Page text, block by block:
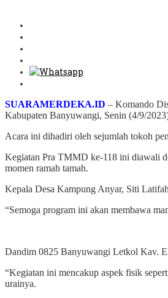
SUARAMERDEKA.ID – Komando
Kabupaten Banyuwangi, Senin (4/9/
Acara ini dihadiri oleh sejumlah tokoh
Kegiatan Pra TMMD ke-118 ini diawali
momen ramah tamah.
Kepala Desa Kampung Anyar, Siti
“Semoga program ini akan membawa
Dandim 0825 Banyuwangi Letkol Kav.
“Kegiatan ini mencakup aspek fisik
urainya.